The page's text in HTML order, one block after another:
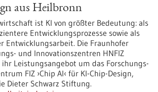
aus Heilbronn
ist KI von größter Bedeutung: als
Entwicklungsprozesse sowie als
Entwicklungsarbeit. Die Fraunhofer
und Innovationszentren HNFIZ
Leistungsangebot um das Forschungs-
FIZ ›Chip AI‹ für KI-Chip-Design,
Dieter Schwarz Stiftung.